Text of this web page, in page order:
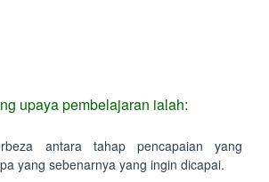
upaya pembelajaran ialah:
antara tahap pencapaian yang
yang sebenarnya yang ingin dicapai.